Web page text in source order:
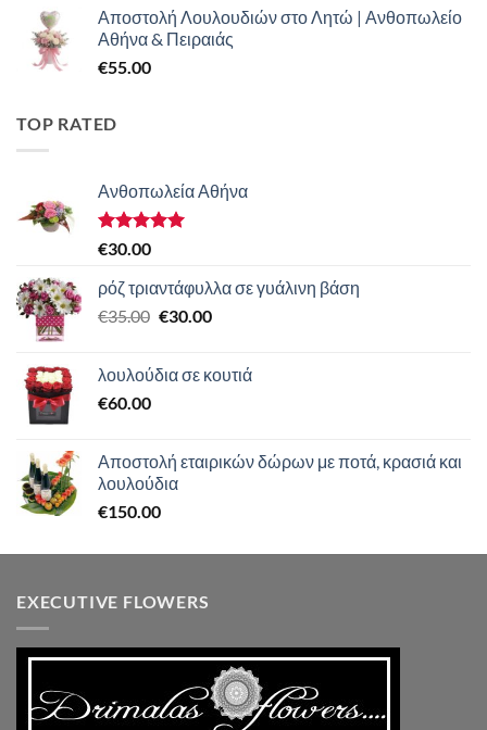
Αποστολή Λουλουδιών στο Λητώ | Ανθοπωλείο
Αθήνα & Πειραιάς
€55.00
TOP RATED
Ανθοπωλεία Αθήνα
Βαθμολογήθηκε
από 5
€30.00
ρόζ τριαντάφυλλα σε γυάλινη βάση
€35.00 Original
€35.00.
€30.00Η
είναι:
λουλούδια σε κουτιά
€60.00
Αποστολή εταιρικών δώρων με ποτά, κρασιά και
λουλούδια
€150.00
EXECUTIVE FLOWERS